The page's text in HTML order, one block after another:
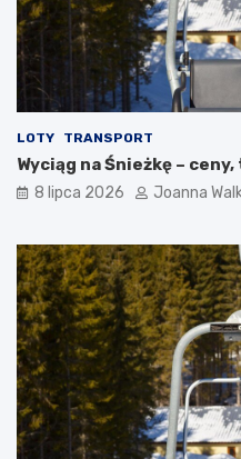
LOTY TRANSPORT
Wyciąg na Śnieżkę –
8 lipca 2026 Joanna